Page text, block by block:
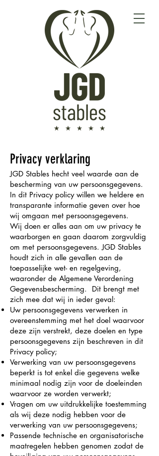
Privacy verklaring
JGD Stables hecht veel waarde aan de
bescherming van uw persoonsgegevens.
In dit Privacy policy willen we heldere en
transparante informatie geven over hoe
wij omgaan met persoonsgegevens.
Wij doen er alles aan om uw privacy te
waarborgen en gaan daarom zorgvuldig
om met persoonsgegevens. JGD Stables
houdt zich in alle gevallen aan de
toepasselijke wet- en regelgeving,
waaronder de Algemene Verordening
Gegevensbescherming. Dit brengt met
zich mee dat wij in ieder geval:
Uw persoonsgegevens verwerken in
overeenstemming met het doel waarvoor
deze zijn verstrekt, deze doelen en type
persoonsgegevens zijn beschreven in dit
Privacy policy;
Verwerking van uw persoonsgegevens
beperkt is tot enkel die gegevens welke
minimaal nodig zijn voor de doeleinden
waarvoor ze worden verwerkt;
Vragen om uw uitdrukkelijke toestemming
als wij deze nodig hebben voor de
verwerking van uw persoonsgegevens;
Passende technische en organisatorische
maatregelen hebben genomen zodat de